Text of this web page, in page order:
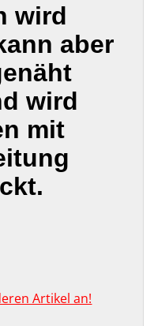
wird
aber
wird
mit
Artikel an!